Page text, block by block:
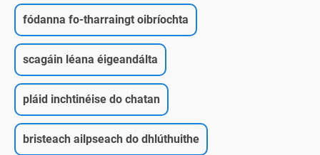
fódanna fo-tharraingt oibríochta
scagáin léana éigeandálta
pláid inchtinéise do chatan
bristeach ailpseach do dhlúthuithe